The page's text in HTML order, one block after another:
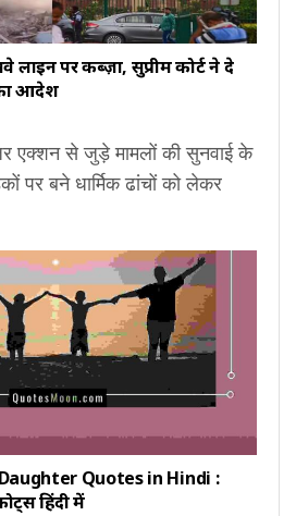
लाइन पर कब्ज़ा, सुप्रीम कोर्ट ने दे
आदेश
एक्शन से जुड़े मामलों की सुनवाई के
पर बने धार्मिक ढांचों को लेकर
Quotes in Hindi :
हिंदी में